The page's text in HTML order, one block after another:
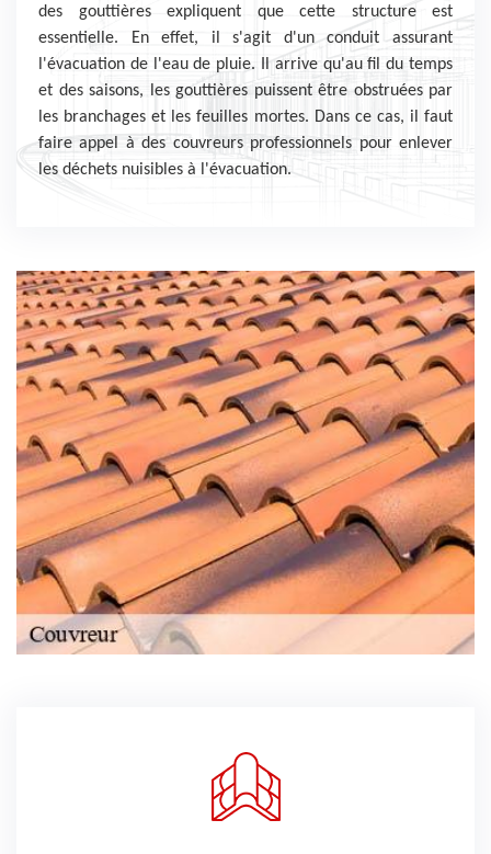
des gouttières expliquent que cette structure est
essentielle. En effet, il s'agit d'un conduit assurant
l'évacuation de l'eau de pluie. Il arrive qu'au fil du temps
et des saisons, les gouttières puissent être obstruées par
les branchages et les feuilles mortes. Dans ce cas, il faut
faire appel à des couvreurs professionnels pour enlever
les déchets nuisibles à l'évacuation.